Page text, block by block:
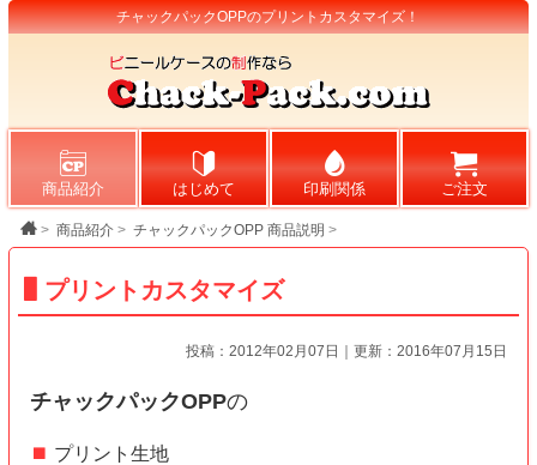
チャックパックOPPのプリントカスタマイズ！
商品紹介 はじめて 印刷関係 ご注文
> 商品紹介> チャックパックOPP 商品説明 >
プリントカスタマイズ
投稿：2012年02月07日｜更新：2016年07月15日
チャックパックOPPの
プリント生地